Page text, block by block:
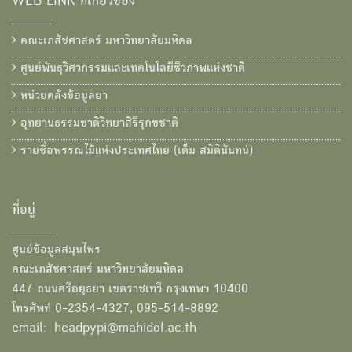
คณะเภสัชศาสตร์ มหาวิทยาลัยมหิดล
ศูนย์พันธุวิศวกรรมและเทคโนโลยีชีวภาพแห่งชาติ
หน่วยคลังข้อมูลยา
อุทยานธรรมชาติวิทยาสิรีรุกขชาติ
รายชื่อพรรณไม้แห่งประเทศไทย (เต็ม สมิตินันทน์)
ที่อยู่
ศูนย์ข้อมูลสมุนไพร
คณะเภสัชศาสตร์ มหาวิทยาลัยมหิดล
447 ถนนศรีอยุธยา เขตราชเทวี กรุงเทพฯ 10400
โทรศัพท์ 0-2354-4327, 095-514-8892
email: headpypi@mahidol.ac.th